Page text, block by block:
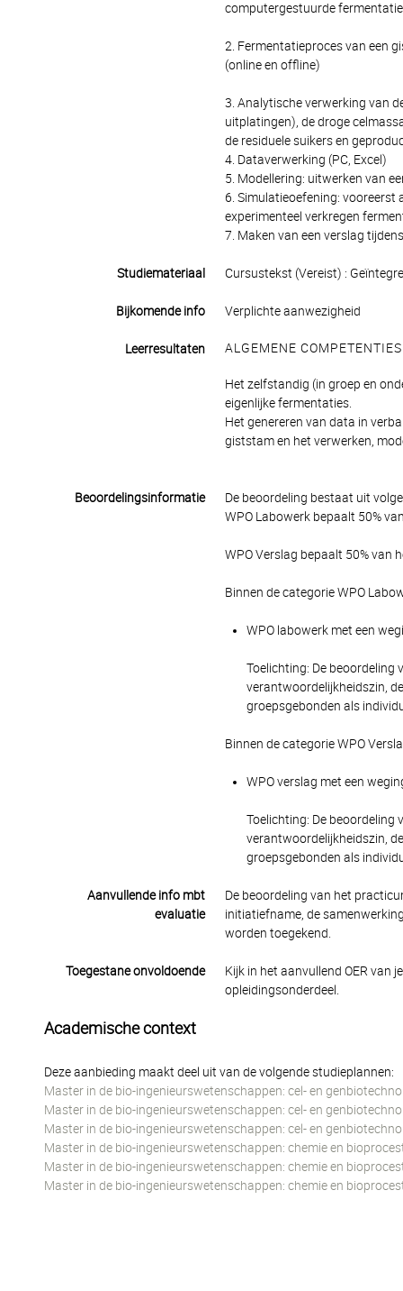
computergestuurde
2. Fermentatieproces van een
(online en offline)
3. Analytische verwerking van
uitplatingen), de droge
de residuele suikers en
4. Dataverwerking (PC, Excel)
5. Modellering: uitwerken van
6. Simulatieoefening: vooreerst
experimenteel verkregen
7. Maken van een verslag
Studiemateriaal Cursustekst (Vereist) :
Bijkomende info Verplichte aanwezigheid
Leerresultaten ALGEMENE COMPETENTIES
Het zelfstandig (in groep en
eigenlijke fermentaties.
Het genereren van data in
giststam en het verwerken,
Beoordelingsinformatie
De beoordeling bestaat uit
WPO Labowerk bepaalt 50%
WPO Verslag bepaalt 50% van
Binnen de categorie WPO
WPO labowerk met een
Toelichting: De beoordeling
verantwoordelijkheidszin,
groepsgebonden als
Binnen de categorie WPO
WPO verslag met een
Toelichting: De beoordeling
verantwoordelijkheidszin,
groepsgebonden als
Aanvullende info mbt
evaluatie
De beoordeling van het
initiatiefname, de
worden toegekend.
Toegestane onvoldoende
Kijk in het aanvullend OER van
opleidingsonderdeel.
Academische context
Deze aanbieding maakt deel uit van de volgende studieplannen:
Master in de bio-ingenieurswetenschappen: cel- en
Master in de bio-ingenieurswetenschappen: cel- en
Master in de bio-ingenieurswetenschappen: cel- en
Master in de bio-ingenieurswetenschappen: chemie en
Master in de bio-ingenieurswetenschappen: chemie en
Master in de bio-ingenieurswetenschappen: chemie en